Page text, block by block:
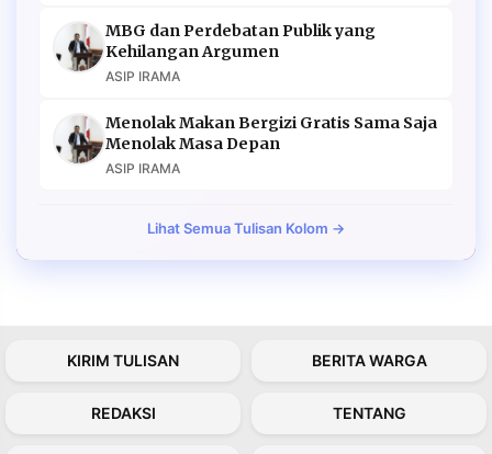
MBG dan Perdebatan Publik yang
Kehilangan Argumen
ASIP IRAMA
Menolak Makan Bergizi Gratis Sama Saja
Menolak Masa Depan
ASIP IRAMA
Lihat Semua Tulisan Kolom →
KIRIM TULISAN BERITA WARGA
REDAKSI TENTANG